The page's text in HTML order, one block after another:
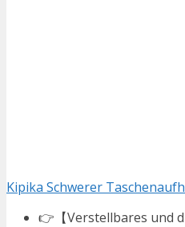
Kipika Schwerer
👉【Verstellbares und